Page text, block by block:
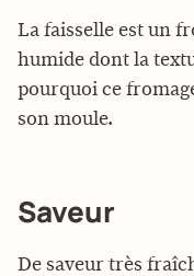
La faisselle est un
humide dont la
pourquoi ce
son moule.
Saveur
De saveur très